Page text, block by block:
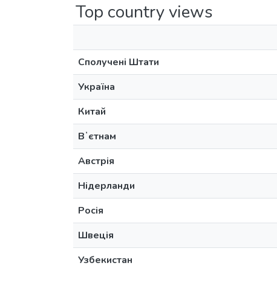
Top country views
Сполучені Штати
Україна
Китай
Вʼєтнам
Австрія
Нідерланди
Росія
Швеція
Узбекистан